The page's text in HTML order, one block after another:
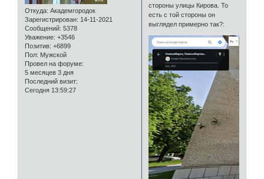
Откуда: Академгородок
Зарегистрирован: 14-11-2021
Сообщений: 5378
Уважение: +3546
Позитив: +6899
Пол: Мужской
Провел на форуме:
5 месяцев 3 дня
Последний визит:
Сегодня 13:59:27
стороны улицы Кирова. То
есть с той стороны он
выглядел примерно так?: